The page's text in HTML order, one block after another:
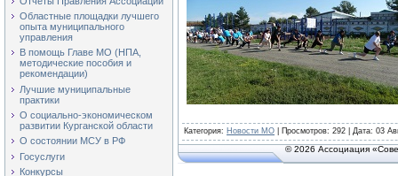
Областные площадки лучшего
опыта муниципального
управления
В помощь Главе МО (НПА,
методические пособия и
рекомендации)
Лучшие муниципальные
практики
О социально-экономическом
развитии Курганской области
О состоянии МСУ в РФ
Госуслуги
Конкурсы
Категория: Новости МО Просмотров: 292 | Дата: 03
© 2026 Ассоциация